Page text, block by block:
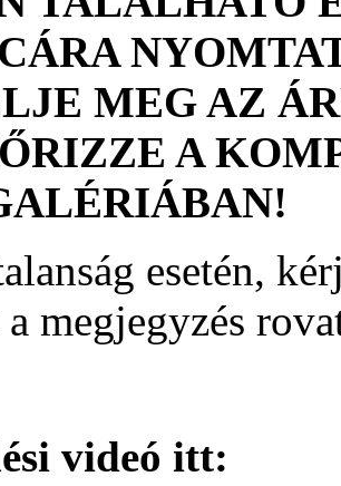
MEG AZ
A
esetén,
megjegyzés
videó itt: